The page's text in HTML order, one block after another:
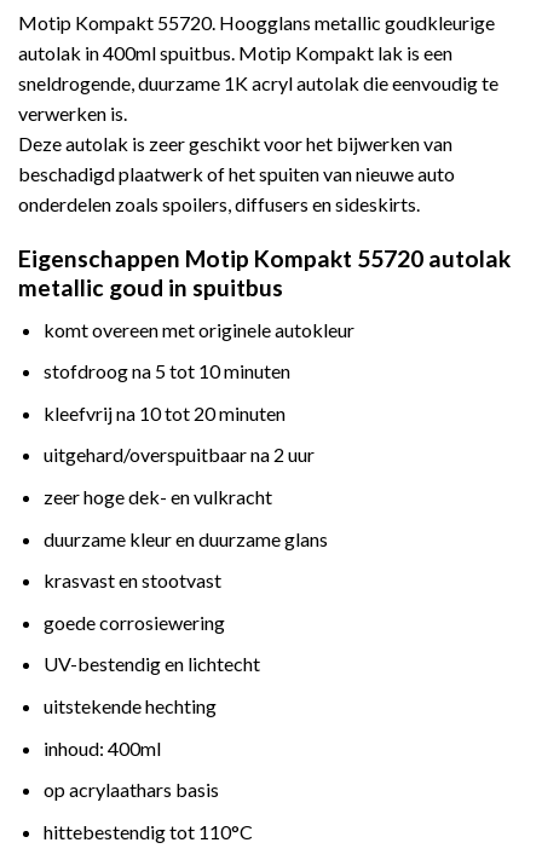
Motip Kompakt 55720. Hoogglans metallic goudkleurige
autolak in 400ml spuitbus. Motip Kompakt lak is een
sneldrogende, duurzame 1K acryl autolak die eenvoudig te
verwerken is.
Deze autolak is zeer geschikt voor het bijwerken van
beschadigd plaatwerk of het spuiten van nieuwe auto
onderdelen zoals spoilers, diffusers en sideskirts.
Eigenschappen Motip Kompakt 55720 autolak
metallic goud in spuitbus
komt overeen met originele autokleur
stofdroog na 5 tot 10 minuten
kleefvrij na 10 tot 20 minuten
uitgehard/overspuitbaar na 2 uur
zeer hoge dek- en vulkracht
duurzame kleur en duurzame glans
krasvast en stootvast
goede corrosiewering
UV-bestendig en lichtecht
uitstekende hechting
inhoud: 400ml
op acrylaathars basis
hittebestendig tot 110°C